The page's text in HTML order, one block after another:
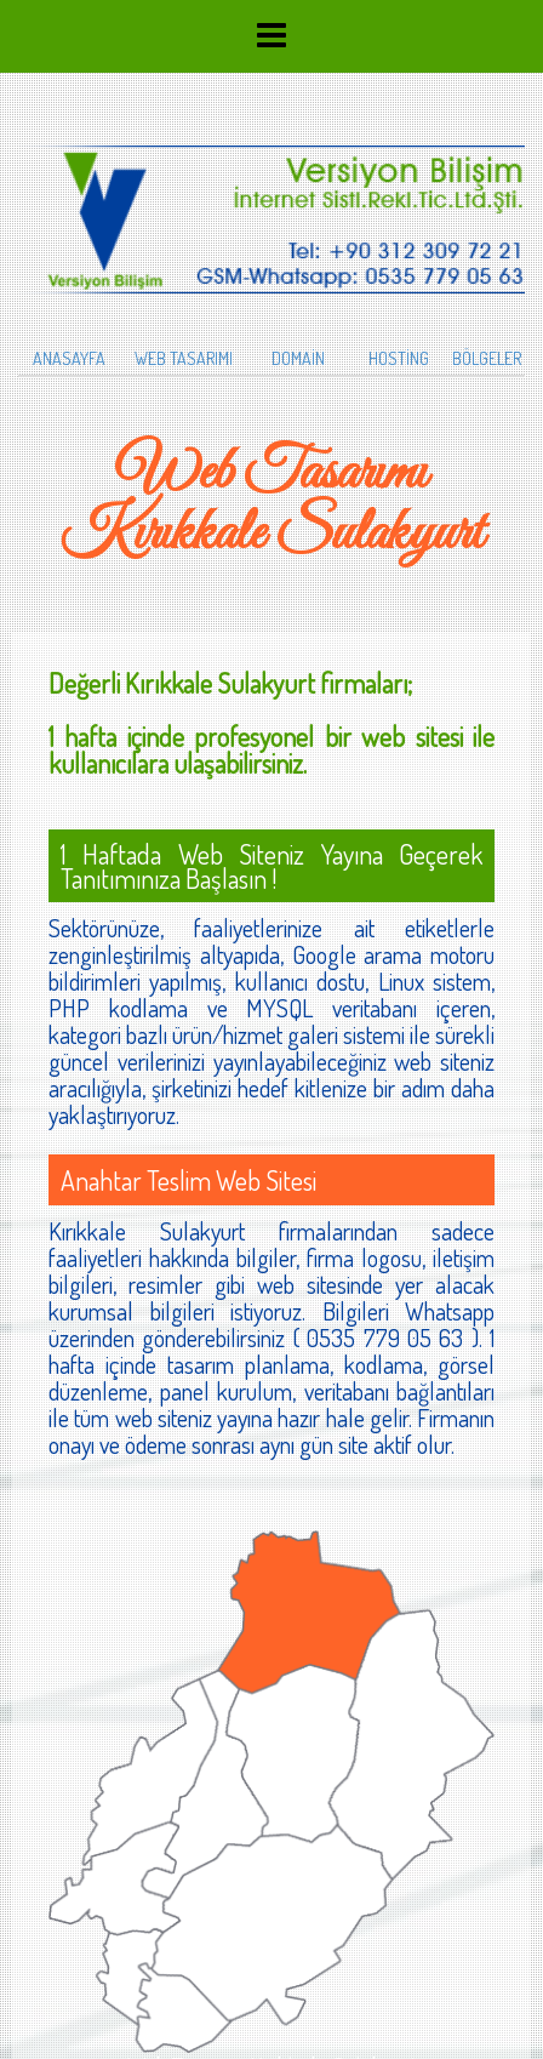
ANASAYFA WEB TASARIMI DOMAİN HOSTİNG BÖLGELER
Web Tasarımı
Kırıkkale Sulakyurt
DeğerliKırıkkale Sulakyurtfirmaları;
1 hafta içinde profesyonel bir web sitesi ile
kullanıcılara ulaşabilirsiniz.
1 Haftada Web Siteniz Yayına Geçerek
Tanıtımınıza Başlasın !
Sektörünüze, faaliyetlerinize ait etiketlerle
zenginleştirilmiş altyapıda, Google arama motoru
bildirimleri yapılmış, kullanıcı dostu, Linux sistem,
PHP kodlama ve MYSQL veritabanı içeren,
kategori bazlı ürün/hizmet galeri sistemi ile sürekli
güncel verilerinizi yayınlayabileceğiniz web siteniz
aracılığıyla, şirketinizi hedef kitlenize bir adım daha
yaklaştırıyoruz.
Anahtar Teslim Web Sitesi
Kırıkkale Sulakyurt firmalarından sadece
faaliyetleri hakkında bilgiler, firma logosu, iletişim
bilgileri, resimler gibi web sitesinde yer alacak
kurumsal bilgileri istiyoruz. Bilgileri Whatsapp
üzerinden gönderebilirsiniz ( 0535 779 05 63 ). 1
hafta içinde tasarım planlama, kodlama, görsel
düzenleme, panel kurulum, veritabanı bağlantıları
ile tüm web siteniz yayına hazır hale gelir. Firmanın
onayı ve ödeme sonrası aynı gün site aktif olur.